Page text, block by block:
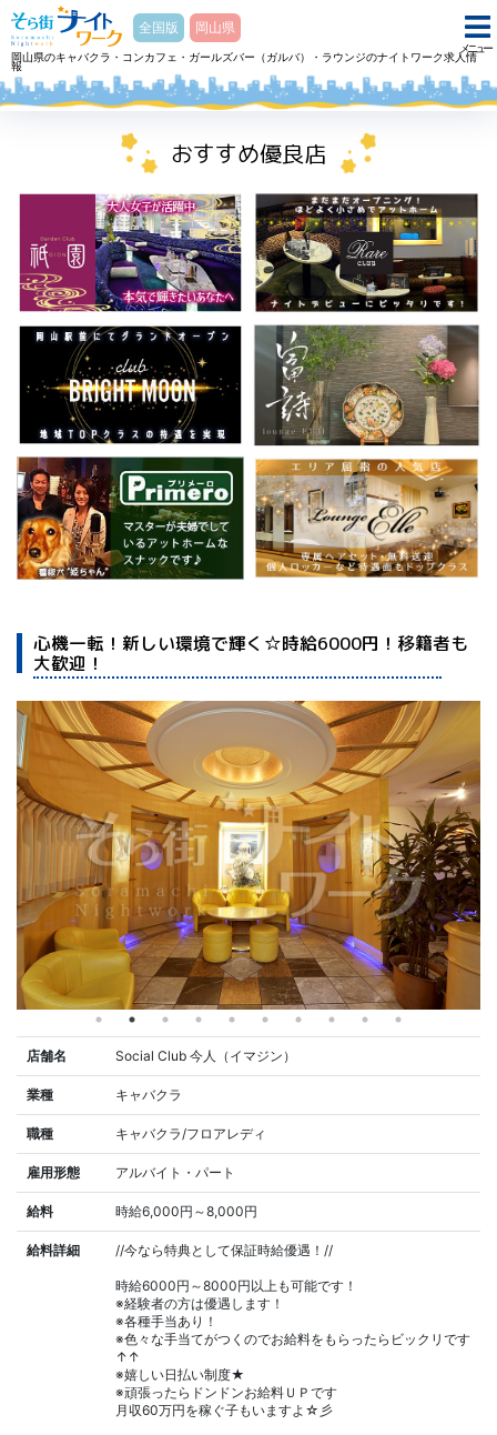
メニュー
そら街ナイトワーク
全国版
岡山県
岡山県のキャバクラ・コンカフェ・ガールズバー（ガルバ）・ラウンジのナイトワーク求人情
報
ホーム キャバクラ Social Club 今人イマジンのアルバイト・求人
おすすめ優良店
心機一転！新しい環境で輝く☆時給6000円！移籍者も
大歓迎！
店舗名 Social Club 今人（イマジン）
業種 キャバクラ
職種 キャバクラ/フロアレディ
雇用形態 アルバイト・パート
給料 時給6,000円～8,000円
給料詳細 //今なら特典として保証時給優遇！//
時給6000円～8000円以上も可能です！
※経験者の方は優遇します！
※各種手当あり！
※色々な手当てがつくのでお給料をもらったらビックリです
↑↑
※嬉しい日払い制度★
※頑張ったらドンドンお給料ＵＰです
月収60万円を稼ぐ子もいますよ☆彡